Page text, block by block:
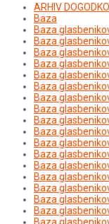
ARHIV
Baza
Baza
Baza
Baza
Baza
Baza
Baza
Baza
Baza
Baza
Baza
Baza
Baza
Baza
Baza
Baza
Baza
Baza